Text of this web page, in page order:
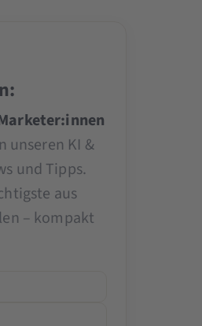
unseren KI &
und Tipps.
aus
– kompakt